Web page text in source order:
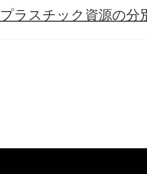
プラスチック資源の